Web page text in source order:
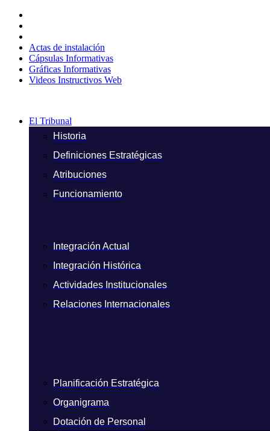
contenido
Actas de instalación
Cápsulas Informativas
Gráficas Informativas
Videos Instructivos Web
El Tribunal
Historia
Definiciones Estratégicas
Atribuciones
Funcionamiento
Integración Actual
Integración Histórica
Actividades Institucionales
Relaciones Internacionales
Planificación Estratégica
Organigrama
Dotación de Personal